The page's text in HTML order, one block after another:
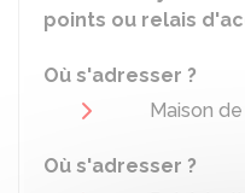
points ou relais
Où s'adresser ?
Maison
Où s'adresser ?